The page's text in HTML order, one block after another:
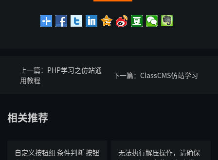
上一篇： PHP学习之仿站通
用教程
下一篇： ClassCMS仿站学习
相关推荐
自定义按钮组 条件判断 按钮
无法执行解压操作，请确保